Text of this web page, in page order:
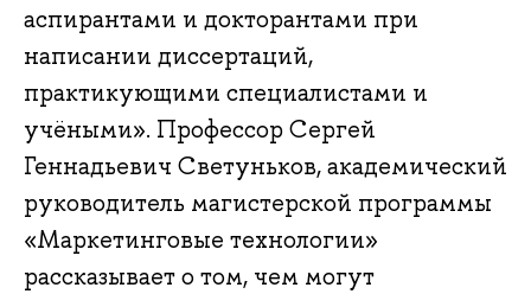
аспирантами и докторантами при
написании диссертаций,
практикующими специалистами и
учёными». Профессор Сергей
Геннадьевич Светуньков, академический
руководитель магистерской программы
«Маркетинговые технологии»
рассказывает о том, чем могут